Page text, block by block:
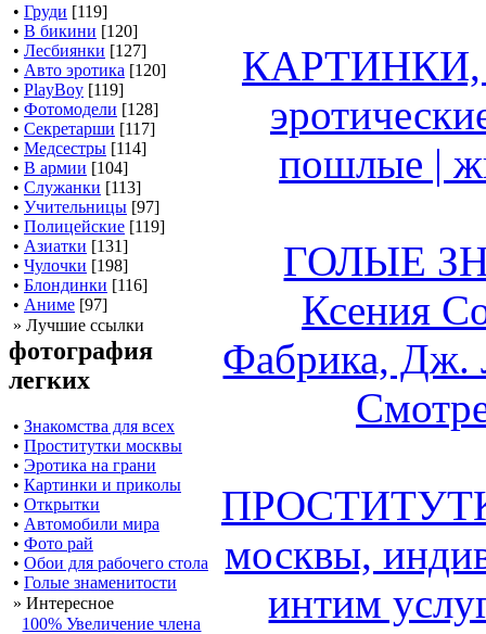
• Груди [119]
• В бикини [120]
• Лесбиянки [127]
• Авто эротика [120]
• PlayBoy [119]
• Фотомодели [128]
• Секретарши [117]
• Медсестры [114]
• В армии [104]
• Служанки [113]
• Учительницы [97]
• Полицейские [119]
• Азиатки [131]
• Чулочки [198]
• Блондинки [116]
• Аниме [97]
» Лучшие ссылки
фотография
легких
• Знакомства для всех
• Проститутки москвы
• Эротика на грани
• Картинки и приколы
• Открытки
• Автомобили мира
• Фото рай
• Обои для рабочего стола
• Голые знаменитости
» Интересное
100% Увеличение члена
пошлые |
ГОЛЫЕ
Ксения
Фабрика, Дж.
москвы,
интим